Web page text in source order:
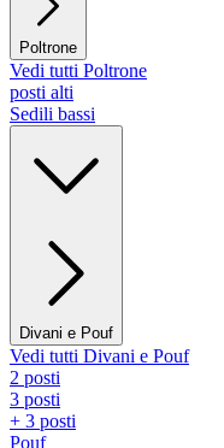
Poltrone
Vedi tutti Poltrone
posti alti
Sedili bassi
Divani e Pouf
Vedi tutti Divani e Pouf
2 posti
3 posti
+ 3 posti
Pouf